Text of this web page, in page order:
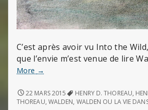
C’est après avoir vu Into the
que l’envie m’est venue de lire
More Walden
Henry.
D.
→
WALDEN
(DE
22 MARS 2015 HENRY D. THOREAU,
THOREAU, WALDEN, WALDEN OU LA VIE